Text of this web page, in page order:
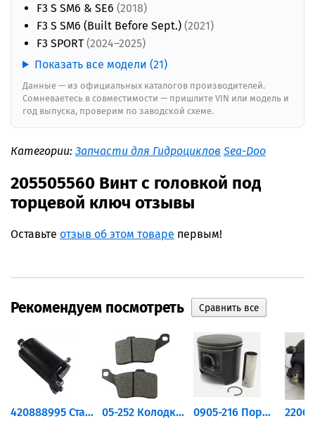
F3 S SM6 & SE6 (2018)
F3 S SM6 (Built Before Sept.) (2021)
F3 SPORT (2024–2025)
Показать все модели (21)
Данные — из официальных каталогов производителей.
Сомневаетесь в совместимости — пришлите VIN или модель и
год выпуска, проверим по заводской схеме.
Категории: Запчасти для Гидроциклов Sea-Doo
205505560 Винт с головкой под
торцевой ключ отзывы
Оставьте отзыв об этом товаре первым!
Рекомендуем посмотреть
420888995 Стартер для... 05-252 Колодки тормозные... 0905-216 Поршень Arctic Cat...